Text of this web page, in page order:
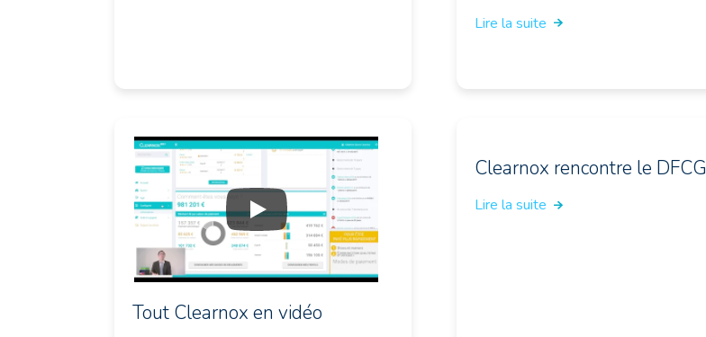
Lire la suite
Tout Clearnox en vidéo
Clearnox rencontre le DFCG
Lire la suite